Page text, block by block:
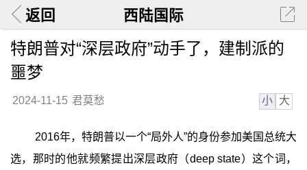
返回 西陆国际
特朗普对“深层政府”动手了，建制派的
噩梦
2024-11-15 君莫愁 小 大
2016年，特朗普以一个“局外人”的身份参加美国总统大
选，那时的他就频繁提出深层政府（deep state）这个词，